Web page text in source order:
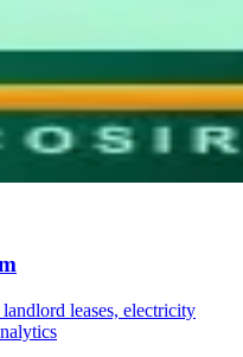
leases, electricity